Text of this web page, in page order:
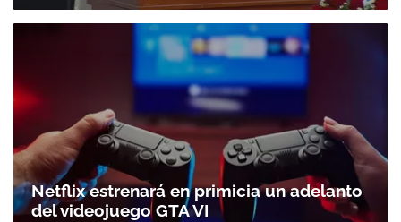
Netflix estrenará en primicia un adelanto
del videojuego GTA VI